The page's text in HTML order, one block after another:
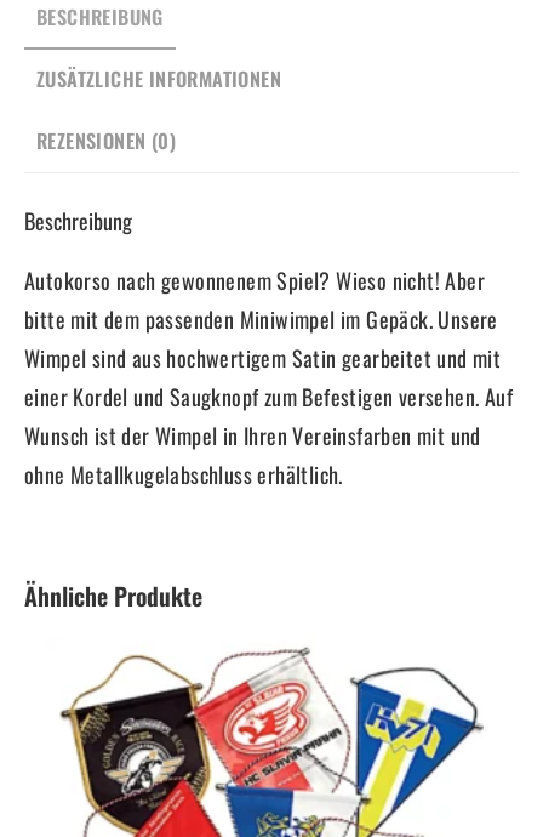
BESCHREIBUNG
ZUSÄTZLICHE INFORMATIONEN
REZENSIONEN (0)
Beschreibung
Autokorso nach gewonnenem Spiel? Wieso nicht! Aber
bitte mit dem passenden Miniwimpel im Gepäck. Unsere
Wimpel sind aus hochwertigem Satin gearbeitet und mit
einer Kordel und Saugknopf zum Befestigen versehen. Auf
Wunsch ist der Wimpel in Ihren Vereinsfarben mit und
ohne Metallkugelabschluss erhältlich.
Ähnliche Produkte